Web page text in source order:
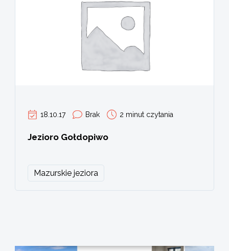
18.10.17 Brak 2 minut czytania
Jezioro Gołdopiwo
Mazurskie jeziora